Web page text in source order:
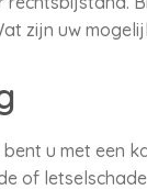
zijn uw
u met een
of